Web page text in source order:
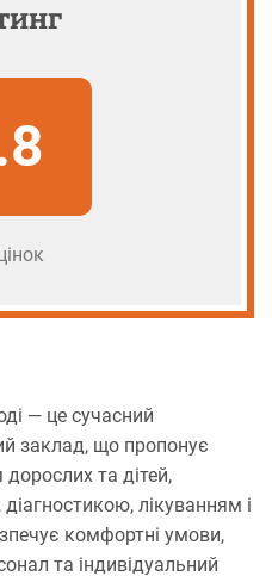
— це сучасний
заклад, що пропонує
та дітей,
лікуванням і
комфортні умови,
та індивідуальний